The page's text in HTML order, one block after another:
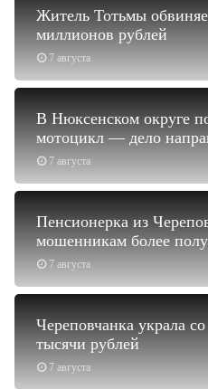
7 августа
Житель Тотьмы
миллионов рублей
7 августа
В Нюксенском округе
мотоцикл — дело
7 августа
Пенсионерка из
мошенникам более
7 августа
Череповчанка украла
тысячи рублей